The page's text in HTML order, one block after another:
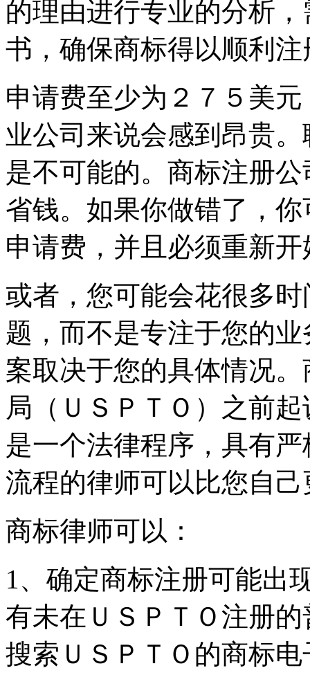
的理由进行专业的分析
书，确保商标得以顺利注
申请费至少为２７５美
业公司来说会感到昂贵
是不可能的。商标注册
省钱。如果你做错了，
申请费，并且必须重新
或者，您可能会花很多
题，而不是专注于您的
案取决于您的具体情况
局（ＵＳＰＴＯ）之前
是一个法律程序，具有
流程的律师可以比您自
商标律师可以：
1、确定商标注册可能出
有未在ＵＳＰＴＯ注册
搜索ＵＳＰＴＯ的商标